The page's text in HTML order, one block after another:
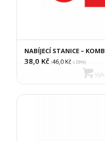
NABÍJECÍ STANICE –
38,0 Kč (46,0Kčs DPH)